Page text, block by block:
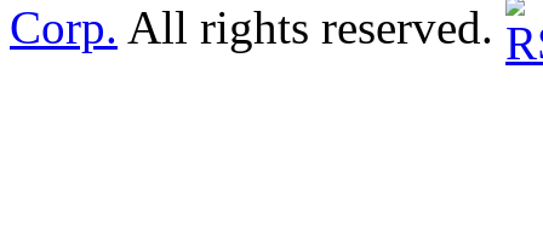
Corp. All rights reserved.